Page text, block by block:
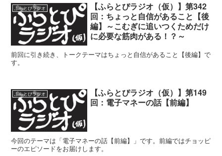
ふらとぴラジオ
【ふらとぴラジオ（仮）】第342
回：ちょっと自信があること【後
編】～こむぎに追いつくためだけ
に必要な筋肉がある！？～
前回に引き続き、トークテーマはちょっと自信があること【後編】で
す。
ふらとぴラジオ
【ふらとぴラジオ（仮）】第149
回：電子マネーの話【前編】
今回のテーマは「電子マネーの話【前編】」です。前編ではチョッピ
ーのエピソードをお届けします。